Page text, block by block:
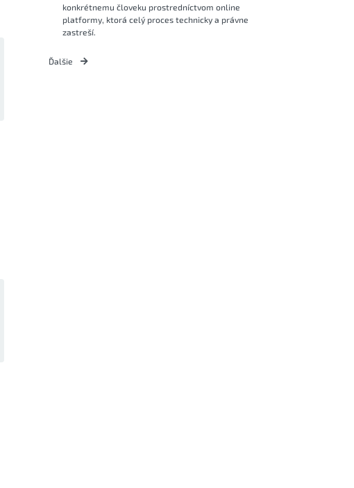
konkrétnemu človeku prostredníctvom online
platformy, ktorá celý proces technicky a právne
zastreší.
Ďalšie